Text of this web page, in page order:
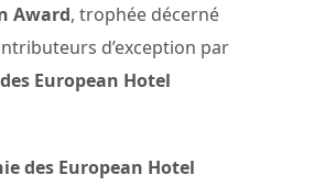
Award, trophée décerné
d’exception par
European Hotel
des European Hotel